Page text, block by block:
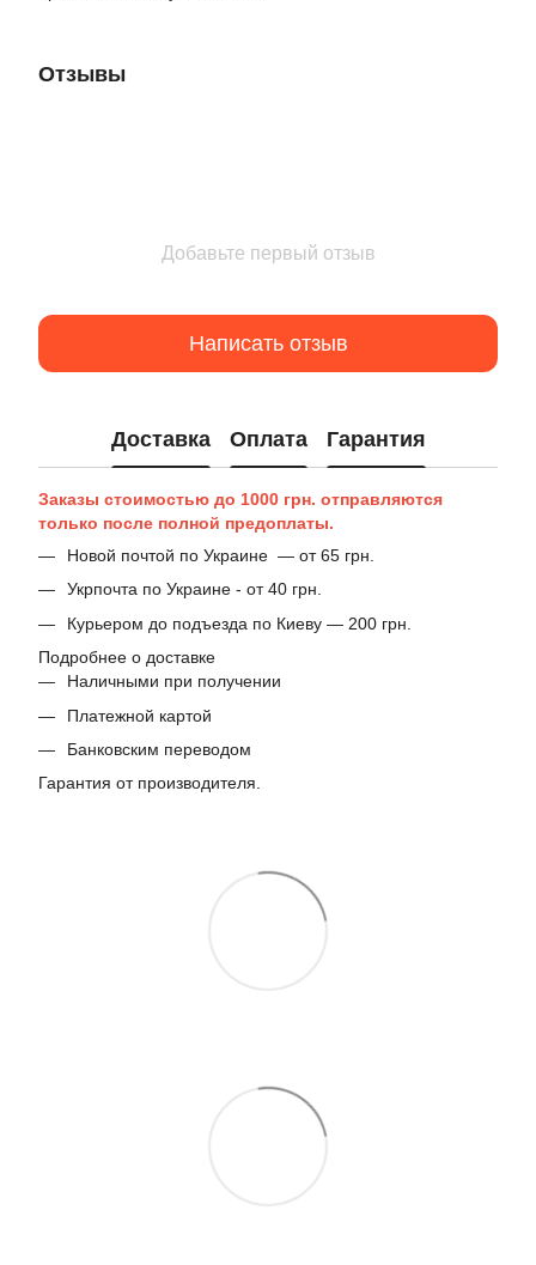
Отзывы
Добавьте первый отзыв
Написать отзыв
Доставка Оплата Гарантия
Заказы стоимостью до 1000 грн. отправляются
только после полной предоплаты.
Новой почтой по Украине — от 65 грн.
Укрпочта по Украине - от 40 грн.
Курьером до подъезда по Киеву — 200 грн.
Подробнее о доставке
Наличными при получении
Платежной картой
Банковским переводом
Гарантия от производителя.